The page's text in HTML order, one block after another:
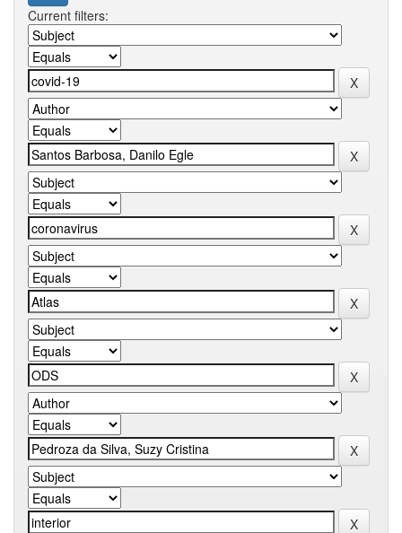
Current filters: